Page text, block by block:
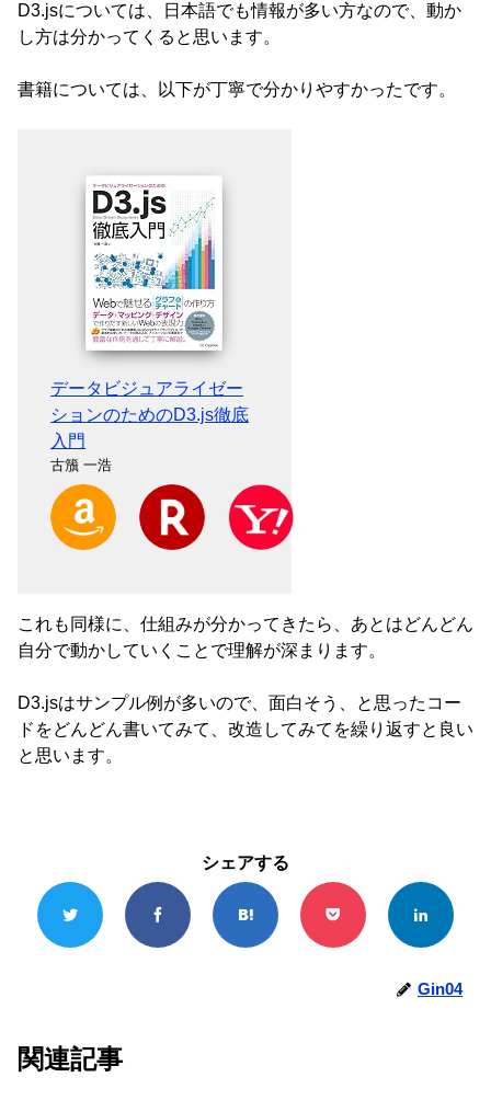
D3.jsについては、日本語でも情報が多い方なので、動か
し方は分かってくると思います。
書籍については、以下が丁寧で分かりやすかったです。
データビジュアライゼー
ションのためのD3.js徹底
入門
古籏 一浩
Amazon 楽天
これも同様に、仕組みが分かってきたら、あとはどんどん
自分で動かしていくことで理解が深まります。
D3.jsはサンプル例が多いので、面白そう、と思ったコー
ドをどんどん書いてみて、改造してみてを繰り返すと良い
と思います。
シェアする
Gin04
関連記事